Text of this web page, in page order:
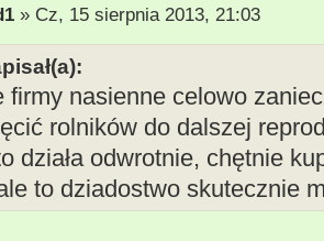
» Cz, 15 sierpnia 2013, 21:03
firmy nasienne celowo
rolników do dalszej
działa odwrotnie, chętnie
to dziadostwo skutecznie